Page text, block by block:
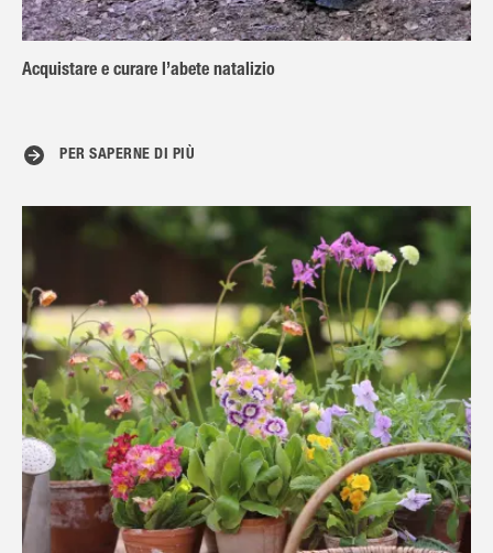
Acquistare e curare l’abete natalizio
PER SAPERNE DI PIÙ